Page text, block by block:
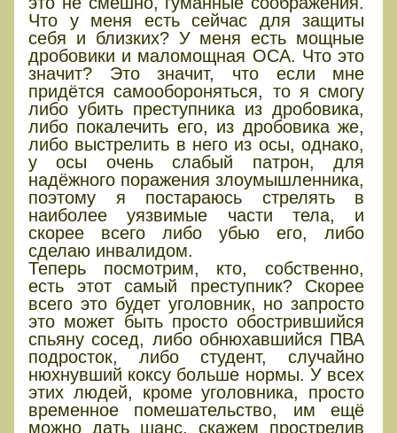
Что у меня есть сейчас для защиты
себя и близких? У меня есть мощные
дробовики и маломощная ОСА. Что это
значит? Это значит, что если мне
придётся самообороняться, то я смогу
либо убить преступника из дробовика,
либо покалечить его, из дробовика же,
либо выстрелить в него из осы, однако,
у осы очень слабый патрон, для
надёжного поражения злоумышленника,
поэтому я постараюсь стрелять в
наиболее уязвимые части тела, и
скорее всего либо убью его, либо
сделаю инвалидом.
Теперь посмотрим, кто, собственно,
есть этот самый преступник? Скорее
всего это будет уголовник, но запросто
это может быть просто обострившийся
спьяну сосед, либо обнюхавшийся ПВА
подросток, либо студент, случайно
нюхнувший коксу больше нормы. У всех
этих людей, кроме уголовника, просто
временное помешательство, им ещё
можно дать шанс, скажем прострелив